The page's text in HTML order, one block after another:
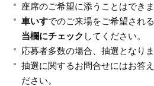
座席のご希望に添うことはできま
車いすでのご来場をご希望される
当欄にチェック してください。
応募者多数の場合、抽選となりま
抽選に関するお問合せにはお答
ださい。